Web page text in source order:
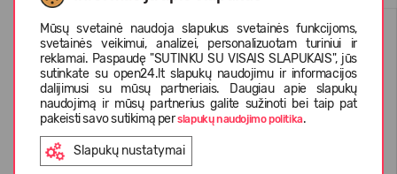
Mūsų svetainė naudoja slapukus svetainės funkcijoms,
svetainės veikimui, analizei, personalizuotam turiniui ir
reklamai. Paspaudę "SUTINKU SU VISAIS SLAPUKAIS", jūs
sutinkate su open24.lt slapukų naudojimu ir informacijos
dalijimusi su mūsų partneriais. Daugiau apie slapukų
naudojimą ir mūsų partnerius galite sužinoti bei taip pat
pakeisti savo sutikimą perslapukų naudojimo politika.
Slapukų nustatymai